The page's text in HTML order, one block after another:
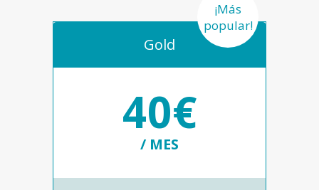
¡Más
popular!
Gold
40€
/ MES